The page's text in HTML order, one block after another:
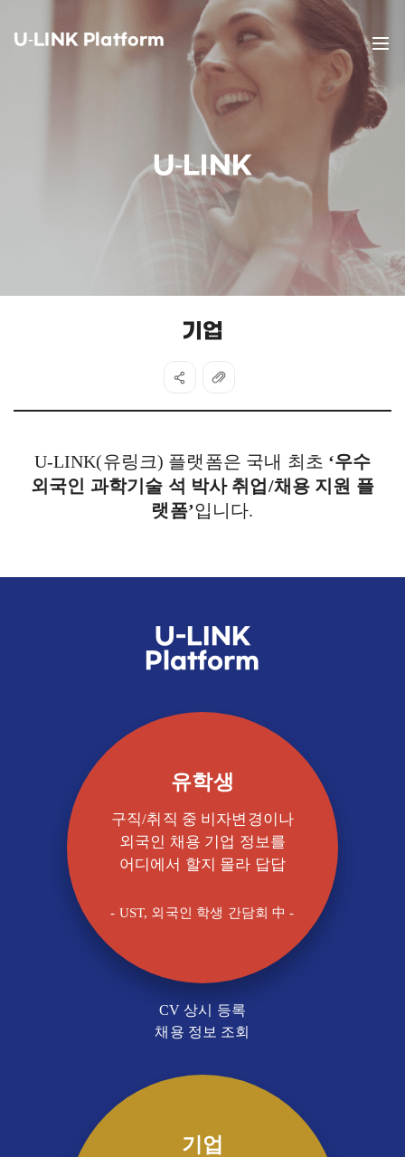
U-LINK Platform
U-LINK
기업
U-LINK(유링크) 플랫폼은 국내 최초 ‘우수
외국인 과학기술 석 박사 취업/채용 지원 플
랫폼’입니다.
U-LINK
Platform
유학생
구직/취직 중 비자변경이나
외국인 채용 기업 정보를
어디에서 할지 몰라 답답
- UST, 외국인 학생 간담회 中 -
CV 상시 등록
채용 정보 조회
기업